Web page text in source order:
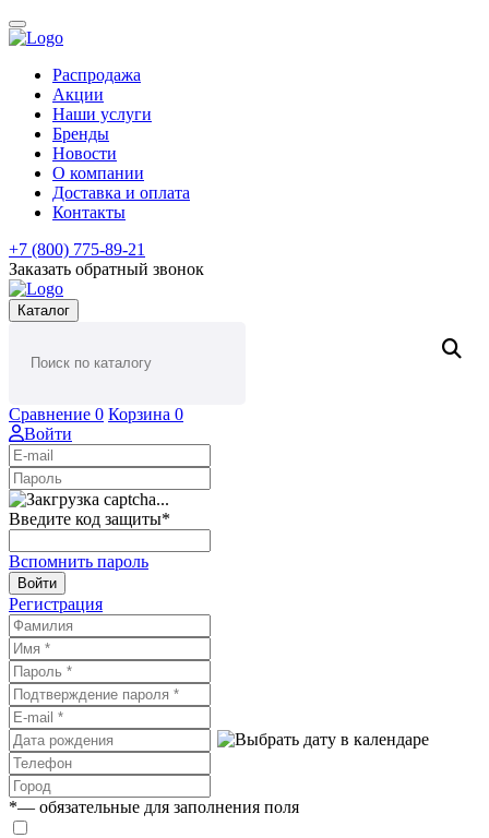
Распродажа
Акции
Наши услуги
Бренды
Новости
О компании
Доставка и оплата
Контакты
+7 (800) 775-89-21
Заказать обратный звонок
Каталог
Сравнение 0 Корзина 0
Войти
Введите код защиты*
Вспомнить пароль
Войти
Регистрация
*— обязательные для заполнения поля